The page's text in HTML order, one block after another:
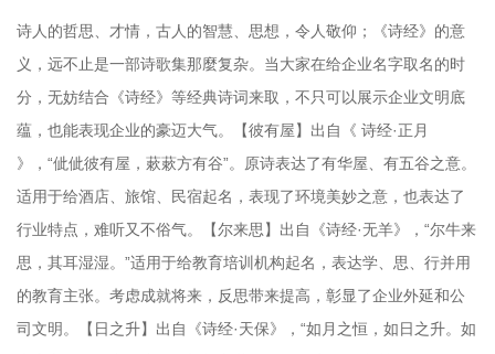
诗人的哲思、才情，古人的智慧、思想，令人敬仰；《诗经》的意
义，远不止是一部诗歌集那麼复杂。当大家在给企业名字取名的时
分，无妨结合《诗经》等经典诗词来取，不只可以展示企业文明底
蕴，也能表现企业的豪迈大气。【彼有屋】出自《 诗经·正月
》，“佌佌彼有屋，蔌蔌方有谷”。原诗表达了有华屋、有五谷之意。
适用于给酒店、旅馆、民宿起名，表现了环境美妙之意，也表达了
行业特点，难听又不俗气。【尔来思】出自《诗经·无羊》，“尔牛来
思，其耳湿湿。”适用于给教育培训机构起名，表达学、思、行并用
的教育主张。考虑成就将来，反思带来提高，彰显了企业外延和公
司文明。【日之升】出自《诗经·天保》，“如月之恒，如日之升。如